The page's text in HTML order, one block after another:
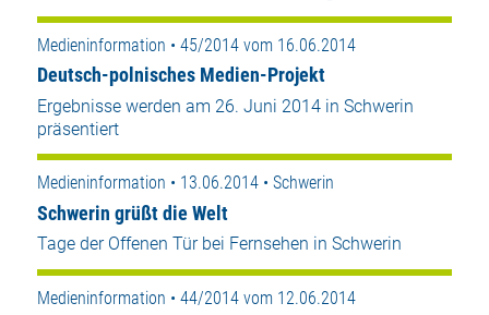
Medieninformation • 45/2014 vom 16.06.2014
Deutsch-polnisches Medien-Projekt
Ergebnisse werden am 26. Juni 2014 in Schwerin
präsentiert
Medieninformation • 13.06.2014 • Schwerin
Schwerin grüßt die Welt
Tage der Offenen Tür bei Fernsehen in Schwerin
Medieninformation • 44/2014 vom 12.06.2014